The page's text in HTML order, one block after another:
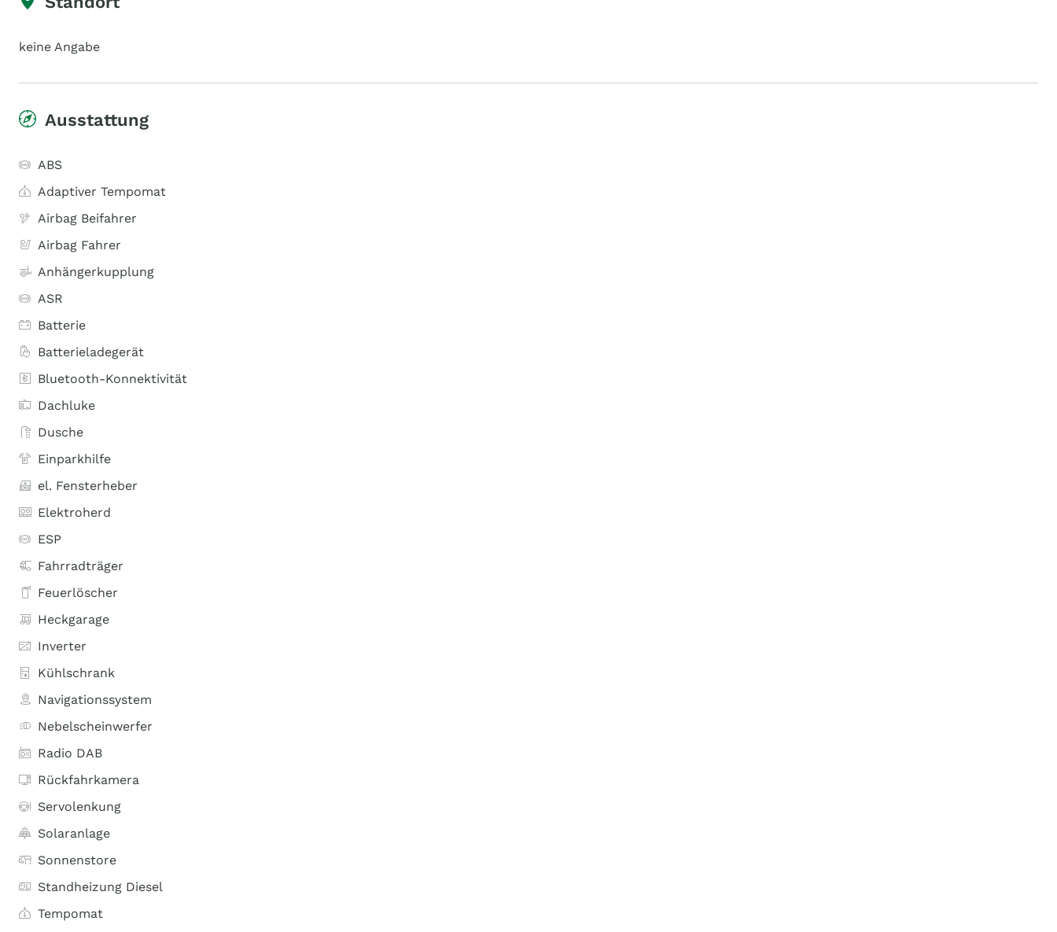
keine Angabe
Ausstattung
ABS
Adaptiver Tempomat
Airbag Beifahrer
Airbag Fahrer
Anhängerkupplung
ASR
Batterie
Batterieladegerät
Bluetooth-Konnektivität
Dachluke
Dusche
Einparkhilfe
el. Fensterheber
Elektroherd
ESP
Fahrradträger
Feuerlöscher
Heckgarage
Inverter
Kühlschrank
Navigationssystem
Nebelscheinwerfer
Radio DAB
Rückfahrkamera
Servolenkung
Solaranlage
Sonnenstore
Standheizung Diesel
Tempomat